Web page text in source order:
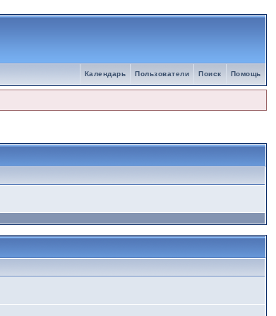
Помощь
Поиск
Пользователи
Календарь